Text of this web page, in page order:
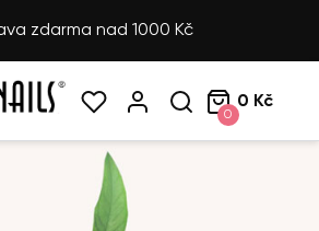
zdarma nad 1000 Kč
0
0 Kč